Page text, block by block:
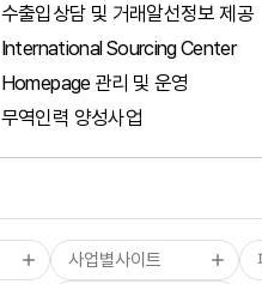
수출입상담 및 거래알선정보 제공
International Sourcing Center
Homepage 관리 및 운영
무역인력 양성사업
사업별사이트
tradeKorea
KITA멤버십서비스
국제무역통상연구원
산업통상부
산업융합샌드박스
외교부
중소벤처기업부